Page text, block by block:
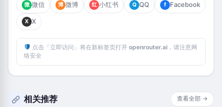
微 微信 博 微博 红 小红书 Q QQ f Facebook
X X
点击「立即访问」将在新标签页打开 openrouter.ai，请注意网
络安全
相关推荐 查看全部 →